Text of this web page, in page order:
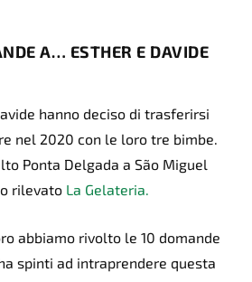
A… ESTHER E DAVIDE
hanno deciso di trasferirsi
nel 2020 con le loro tre bimbe.
Ponta Delgada a São Miguel
rilevato La Gelateria.
abbiamo rivolto le 10 domande
spinti ad intraprendere questa